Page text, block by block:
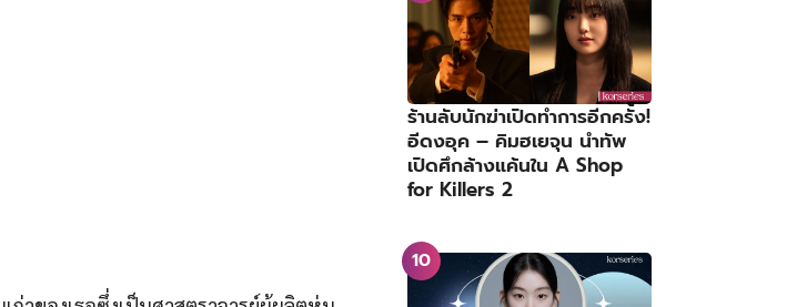
ร้านลับนักฆ่าเปิดทำการอีกครั้ง!
อีดงอุค – คิมฮเยจุน นำทัพ
เปิดศึกล้างแค้นใน A Shop
for Killers 2